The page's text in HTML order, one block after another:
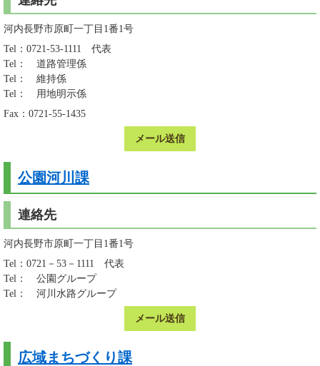
河内長野市原町一丁目1番1号
Tel：0721-53-1111
代表
Tel：
道路管理係
Tel：
維持係
Tel：
用地明示係
Fax：0721-55-1435
メール送信
公園河川課
連絡先
河内長野市原町一丁目1番1号
Tel：0721－53－1111
代表
Tel：
公園グループ
Tel：
河川水路グループ
メール送信
広域まちづくり課